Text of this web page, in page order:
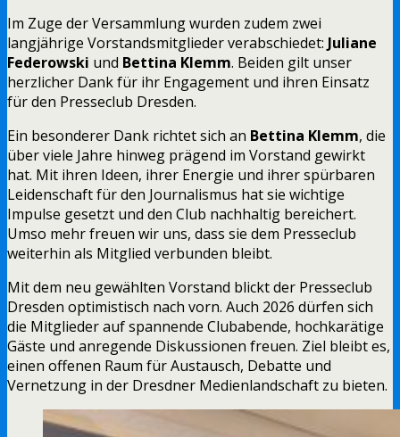
Im Zuge der Versammlung wurden zudem zwei
langjährige Vorstandsmitglieder verabschiedet: Juliane
Federowski und Bettina Klemm. Beiden gilt unser
herzlicher Dank für ihr Engagement und ihren Einsatz
für den Presseclub Dresden.
Ein besonderer Dank richtet sich an Bettina Klemm, die
über viele Jahre hinweg prägend im Vorstand gewirkt
hat. Mit ihren Ideen, ihrer Energie und ihrer spürbaren
Leidenschaft für den Journalismus hat sie wichtige
Impulse gesetzt und den Club nachhaltig bereichert.
Umso mehr freuen wir uns, dass sie dem Presseclub
weiterhin als Mitglied verbunden bleibt.
Mit dem neu gewählten Vorstand blickt der Presseclub
Dresden optimistisch nach vorn. Auch 2026 dürfen sich
die Mitglieder auf spannende Clubabende, hochkarätige
Gäste und anregende Diskussionen freuen. Ziel bleibt es,
einen offenen Raum für Austausch, Debatte und
Vernetzung in der Dresdner Medienlandschaft zu bieten.